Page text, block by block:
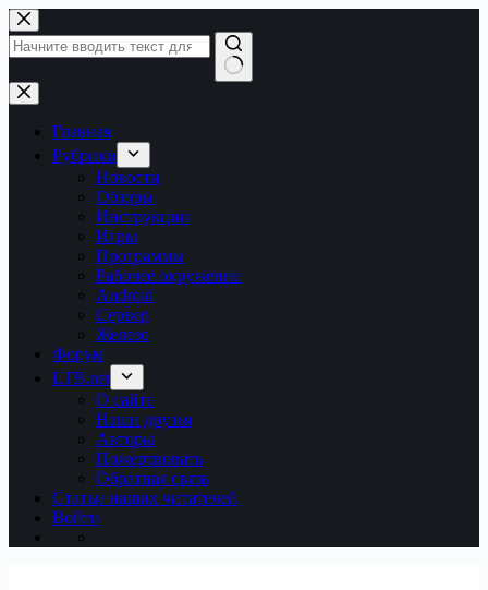
Перейти
к
сути
Ничего
не
найденоГлавная
Рубрики
Новости
Обзоры
Инструкции
Игры
Программы
Рабочее окружение
Android
Сервер
Железо
Форум
LTB.net
О сайте
Наши друзья
Авторы
Пожертвовать
Обратная связь
Статьи наших читателей
Войти